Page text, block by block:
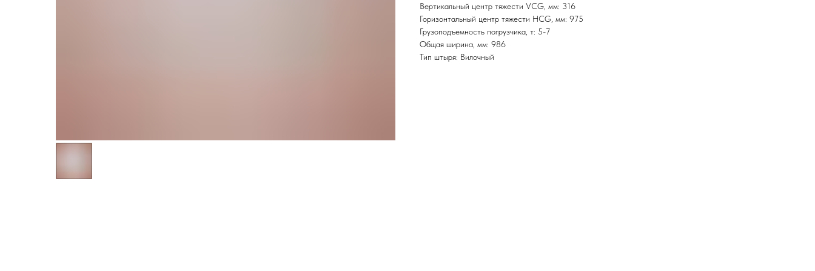
Вертикальный центр тяжести VCG, мм: 316
Горизонтальный центр тяжести HCG, мм: 975
Грузоподъемность погрузчика, т: 5-7
Общая ширина, мм: 986
Тип штыря: Вилочный